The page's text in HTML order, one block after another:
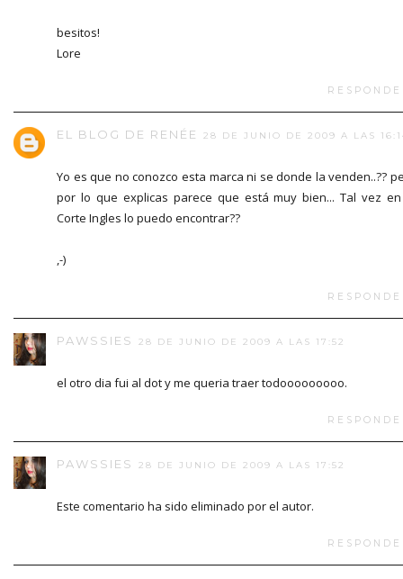
besitos!
Lore
EL BLOG DE RENÉE 28 DE JUNIO DE 2009 A LAS
Yo es que no conozco esta marca ni se donde la venden..??
por lo que explicas parece que está muy bien... Tal vez
Corte Ingles lo puedo encontrar??
,-)
PAWSSIES 28 DE JUNIO DE 2009 A LAS 17:52
el otro dia fui al dot y me queria traer todooooooooo.
PAWSSIES 28 DE JUNIO DE 2009 A LAS 17:52
Este comentario ha sido eliminado por el autor.